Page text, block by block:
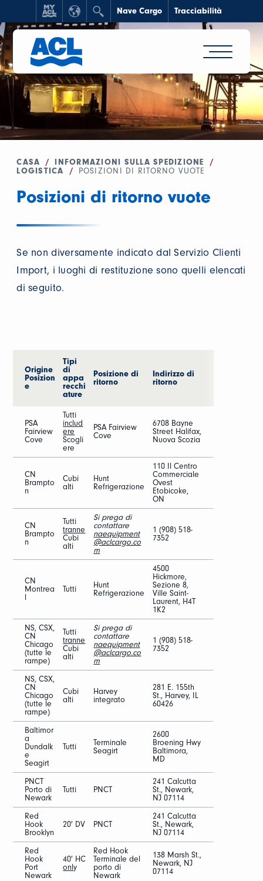
Nave Cargo Tracciabilità
CASA / INFORMAZIONI SULLA SPEDIZIONE
/
LOGISTICA
/ POSIZIONI DI RITORNO VUOTE
Posizioni di ritorno vuote
Se non diversamente indicato dal Servizio Clienti
Import, i luoghi di restituzione sono quelli elencati
di seguito.
Origine
Posizion
e
Tipi
di
appa
recchi
ature
Posizione di
ritorno
Indirizzo di
ritorno
PSA
Fairview
Cove
Tutti
includ
ere
Scogli
ere
PSA Fairview
Cove
6708 Bayne
Street Halifax,
Nuova Scozia
CN
Brampto
n
Cubi
alti
Hunt
Refrigerazione
110 Il Centro
Commerciale
Ovest
Etobicoke,
ON
CN
Brampto
n
Tutti
tranne
Cubi
alti
Si prega di
contattare
naequipment
@aclcargo.co
m
1 (908) 518-
7352
CN
Montrea
l
Tutti
Hunt
Refrigerazione
4500
Hickmore,
Sezione 8,
Ville Saint-
Laurent, H4T
1K2
NS, CSX,
CN
Chicago
(tutte le
rampe)
Tutti
tranne
Cubi
alti
Si prega di
contattare
naequipment
@aclcargo.co
m
1 (908) 518-
7352
NS, CSX,
CN
Chicago
(tutte le
rampe)
Cubi
alti
Harvey
integrato
281 E. 155th
St., Harvey, IL
60426
Baltimor
a
Dundalk
e
Seagirt
Tutti
Terminale
Seagirt
2600
Broening Hwy
Baltimora,
MD
PNCT
Porto di
Newark
Tutti PNCT
241 Calcutta
St., Newark,
NJ 07114
Red
Hook
Brooklyn
20′ DV PNCT
241 Calcutta
St., Newark,
NJ 07114
Red
Hook
Port
Newark
40′ HC
only
Red Hook
Terminale del
porto di
Newark
138 Marsh St.,
Newark, NJ
07114